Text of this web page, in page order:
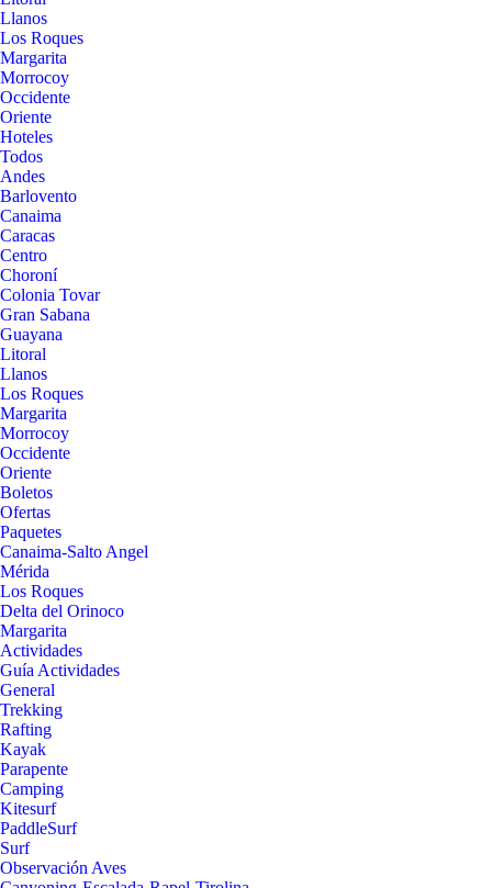
Llanos
Los Roques
Margarita
Morrocoy
Occidente
Oriente
Hoteles
Todos
Andes
Barlovento
Canaima
Caracas
Centro
Choroní
Colonia Tovar
Gran Sabana
Guayana
Litoral
Llanos
Los Roques
Margarita
Morrocoy
Occidente
Oriente
Boletos
Ofertas
Paquetes
Canaima-Salto Angel
Mérida
Los Roques
Delta del Orinoco
Margarita
Actividades
Guía Actividades
General
Trekking
Rafting
Kayak
Parapente
Camping
Kitesurf
PaddleSurf
Surf
Observación Aves